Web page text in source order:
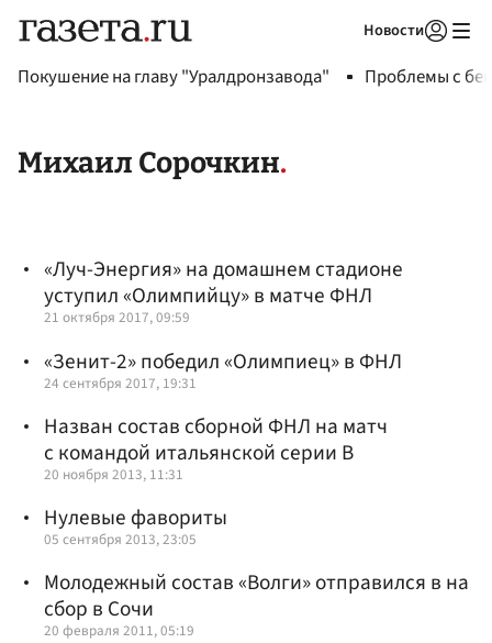
Новости
Покушение на главу "Уралдронзавода" Проблемы с
Михаил Сорочкин
«Луч-Энергия» на домашнем стадионе
уступил «Олимпийцу» в матче ФНЛ
21 октября 2017, 09:59
«Зенит-2» победил «Олимпиец» в ФНЛ
24 сентября 2017, 19:31
Назван состав сборной ФНЛ на матч
с командой итальянской серии В
20 ноября 2013, 11:31
Нулевые фавориты
05 сентября 2013, 23:05
Молодежный состав «Волги» отправился в на
сбор в Сочи
20 февраля 2011, 05:19